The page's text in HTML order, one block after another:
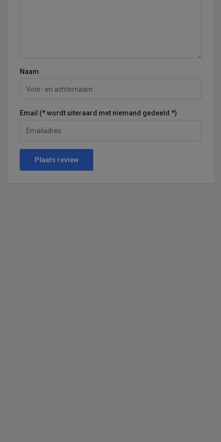
Naam
Email (* wordt uiteraard met niemand gedeeld *)
Plaats review